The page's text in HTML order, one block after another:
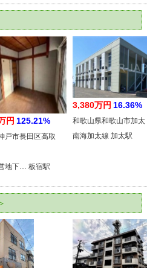
円 125.21%
戸市長田区高取
地下… 板宿駅
3,380万円 16.36%
和歌山県和歌山市加太
南海加太線 加太駅